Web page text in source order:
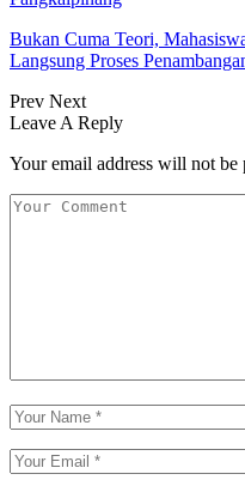
Bukan Cuma Teori,
Langsung Proses
Prev Next
Leave A Reply
Your email address will not be